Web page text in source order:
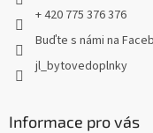
+ 420 775 376 376
Buďte s námi na
jl_bytovedoplnky
Informace pro vás